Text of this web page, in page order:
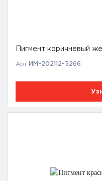
Пигмент коричневый
Арт: ИМ-202112-5266